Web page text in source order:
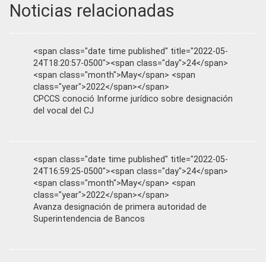
Noticias relacionadas
<span class="date time published" title="2022-05-
24T18:20:57-0500"><span class="day">24</span>
<span class="month">May</span> <span
class="year">2022</span></span>
CPCCS conoció Informe jurídico sobre designación
del vocal del CJ
<span class="date time published" title="2022-05-
24T16:59:25-0500"><span class="day">24</span>
<span class="month">May</span> <span
class="year">2022</span></span>
Avanza designación de primera autoridad de
Superintendencia de Bancos